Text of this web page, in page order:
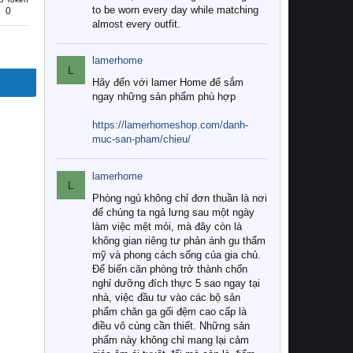
0
to be worn every day while matching
almost every outfit.
L
lamerhome
Hãy đến với lamer Home để sắm
ngay những sản phẩm phù hợp
https://lamerhomeshop.com/danh-
muc-san-pham/chieu/
L
lamerhome
Phòng ngủ không chỉ đơn thuần là nơi
để chúng ta ngả lưng sau một ngày
làm việc mệt mỏi, mà đây còn là
không gian riêng tư phản ánh gu thẩm
mỹ và phong cách sống của gia chủ.
Để biến căn phòng trở thành chốn
nghỉ dưỡng đích thực 5 sao ngay tại
nhà, việc đầu tư vào các bộ sản
phẩm chăn ga gối đệm cao cấp là
điều vô cùng cần thiết. Những sản
phẩm này không chỉ mang lại cảm